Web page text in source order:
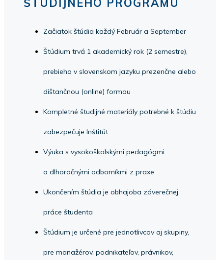
Začiatok štúdia každý Február a September
Štúdium trvá 1 akademický rok (2 semestre),
prebieha v slovenskom jazyku prezenčne alebo
dištančnou (online) formou
Kompletné študijné materiály potrebné k štúdiu
zabezpečuje Inštitút
Výuka s vysokoškolskými pedagógmi
a dlhoročnými odborníkmi z praxe
Ukončením štúdia je obhajoba záverečnej
práce študenta
Štúdium je určené pre jednotlivcov aj skupiny,
pre manažérov, podnikateľov, právnikov,